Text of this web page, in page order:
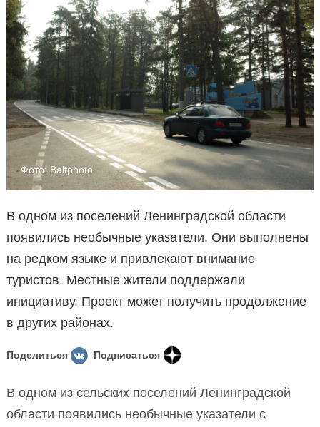
Фото: Baltphoto
В одном из поселений Ленинградской области
появились необычные указатели. Они выполнены
на редком языке и привлекают внимание
туристов. Местные жители поддержали
инициативу. Проект может получить продолжение
в других районах.
Поделиться Подписаться
В одном из сельских поселений Ленинградской
области появились необычные указатели с